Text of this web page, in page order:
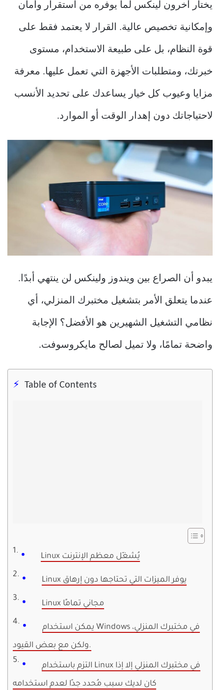
يختار آخرون لينكس لما يوفره من استقرار وأمان
وإمكانية تخصيص عالية. القرار لا يعتمد فقط على
قوة النظام، بل على طبيعة الاستخدام، مستوى
خبرتك، ومتطلبات الأجهزة التي تعمل عليها. معرفة
مزايا وعيوب كل خيار يساعدك على تحديد الأنسب
لاحتياجاتك دون إهدار الوقت أو الموارد.
يبدو أن الصراع بين ويندوز ولينكس لن ينتهي أبدًا.
عندما يتعلق الأمر بتشغيل مختبرك المنزلي، أي
نظامي التشغيل الشهيرين هو الأفضل؟ الإجابة
واضحة تمامًا، ولا تميل لصالح مايكروسوفت.
Table of Contents
Linux يُشغّل معظم الإنترنت
Linux يوفر الميزات التي تحتاجها دون إرهاق
Linux مجاني تمامًا
يمكن استخدام Windows في مختبرك المنزلي،
ولكن مع بعض القيود.
التزم باستخدام Linux في مختبرك المنزلي إلا إذا
كان لديك سبب مُحدد جدًا لعدم استخدامه